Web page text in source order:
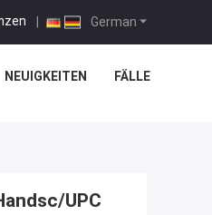
German
|
NEUIGKEITEN FÄLLE
UPC